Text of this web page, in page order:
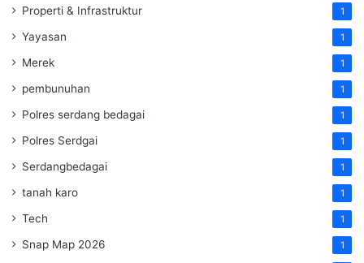
Properti & Infrastruktur 1
Yayasan 1
Merek 1
pembunuhan 1
Polres serdang bedagai 1
Polres Serdgai 1
Serdangbedagai 1
tanah karo 1
Tech 1
Snap Map 2026 1